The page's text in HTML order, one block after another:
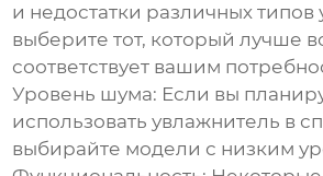
и недостатки различных
выберите тот, который лучше
соответствует вашим
Уровень шума: Если вы
использовать увлажнитель в
выбирайте модели с низким